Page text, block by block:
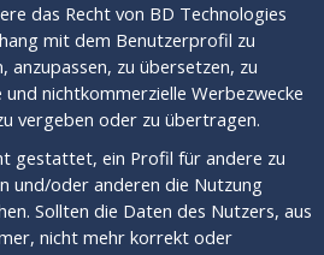
das Recht von BD Technologies
mit dem Benutzerprofil zu
anzupassen, zu übersetzen, zu
nichtkommerzielle Werbezwecke
vergeben oder zu übertragen.
gestattet, ein Profil für andere zu
und/oder anderen die Nutzung
Sollten die Daten des Nutzers, aus
nicht mehr korrekt oder